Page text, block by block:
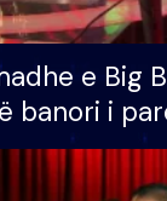
e Big
banori i
humb
e